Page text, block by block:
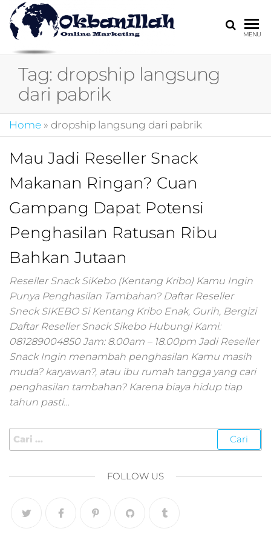
HARGA
MIRING
4.0,jasa digital
kotler,performance
digital,bisnis digital
digital
marketing,kotler
4.0,branding
digital,marketing
media,promosi
smm,media
digital,jasa digital
marketing
terbaik,marketing
online offline,jasa
digital marketing
murah,marketing
digital
page marketing
umkm,digital
marketing
digital
MENU
Tag: dropship langsung
dari pabrik
Home » dropship langsung dari pabrik
Mau Jadi Reseller Snack
Makanan Ringan? Cuan
Gampang Dapat Potensi
Penghasilan Ratusan Ribu
Bahkan Jutaan
Reseller Snack SiKebo (Kentang Kribo) Kamu Ingin
Punya Penghasilan Tambahan? Daftar Reseller
Sneck SIKEBO Si Kentang Kribo Enak, Gurih, Bergizi
Daftar Reseller Snack Sikebo Hubungi Kami:
081289004850 Jam: 8.00am – 18.00pm Jadi Reseller
Snack Ingin menambah penghasilan Kamu masih
muda? karyawan?, atau ibu rumah tangga yang cari
penghasilan tambahan? Karena biaya hidup tiap
tahun pasti…
FOLLOW US